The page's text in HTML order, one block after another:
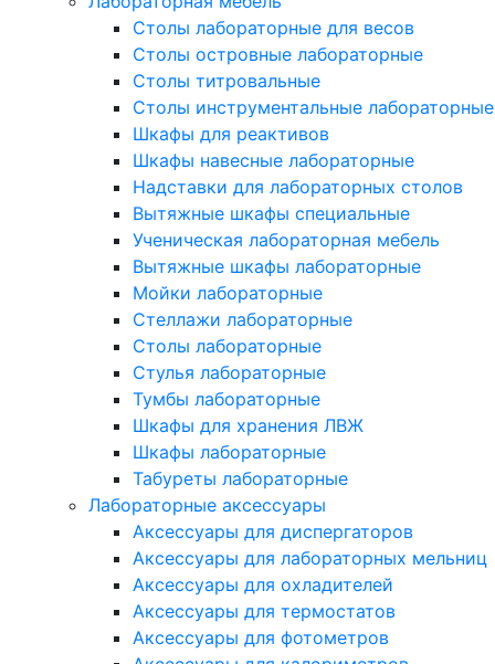
Столы лабораторные для весов
Столы островные лабораторные
Столы титровальные
Столы инструментальные лабораторные
Шкафы для реактивов
Шкафы навесные лабораторные
Надставки для лабораторных столов
Вытяжные шкафы специальные
Ученическая лабораторная мебель
Вытяжные шкафы лабораторные
Мойки лабораторные
Стеллажи лабораторные
Столы лабораторные
Стулья лабораторные
Тумбы лабораторные
Шкафы для хранения ЛВЖ
Шкафы лабораторные
Табуреты лабораторные
Лабораторные аксессуары
Аксессуары для диспергаторов
Аксессуары для лабораторных мельниц
Аксессуары для охладителей
Аксессуары для термостатов
Аксессуары для фотометров